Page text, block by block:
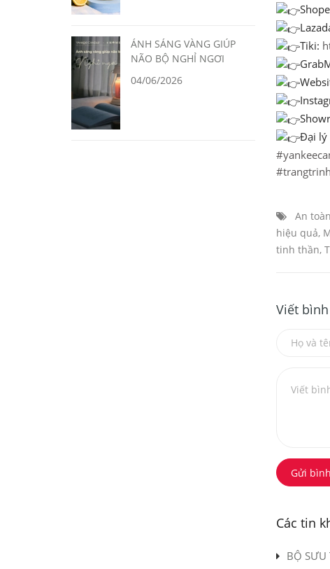
Tiki:
Đại lý
An toàn
hiệu quả,
tinh thần,
Viết
Gửi
Các tin
BỘ SƯU
ÁNH SÁNG VÀNG GIÚP
NÃO BỘ NGHỈ NGƠI
04/06/2026